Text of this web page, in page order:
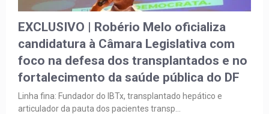
EXCLUSIVO | Robério Melo oficializa
candidatura à Câmara Legislativa com
foco na defesa dos transplantados e no
fortalecimento da saúde pública do DF
Linha fina: Fundador do IBTx, transplantado hepático e
articulador da pauta dos pacientes transp…